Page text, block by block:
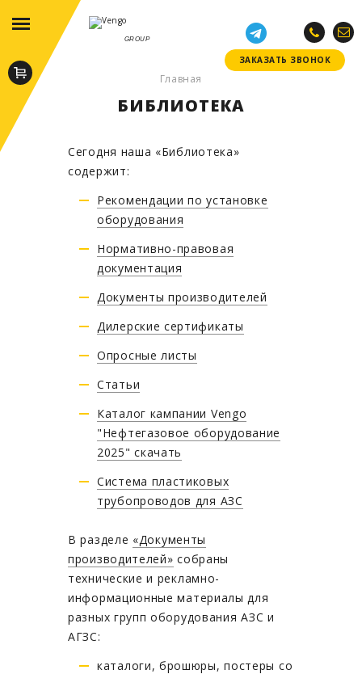
ЗАКАЗАТЬ ЗВОНОК
ЗАКАЗАТЬ ЗВОНОК
GROUP
Главная
БИБЛИОТЕКА
Сегодня наша «Библиотека»
содержит:
Рекомендации по установке
оборудования
Нормативно-правовая
документация
Документы производителей
Дилерские сертификаты
Опросные листы
Статьи
Каталог кампании Vengo
"Нефтегазовое оборудование
2025" скачать
Система пластиковых
трубопроводов для АЗС
В разделе «Документы
производителей» собраны
технические и рекламно-
информационные материалы для
разных групп оборудования АЗС и
АГЗС:
каталоги, брошюры, постеры со